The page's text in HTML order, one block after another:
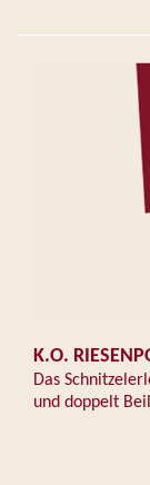
K.O.
Das
und doppelt